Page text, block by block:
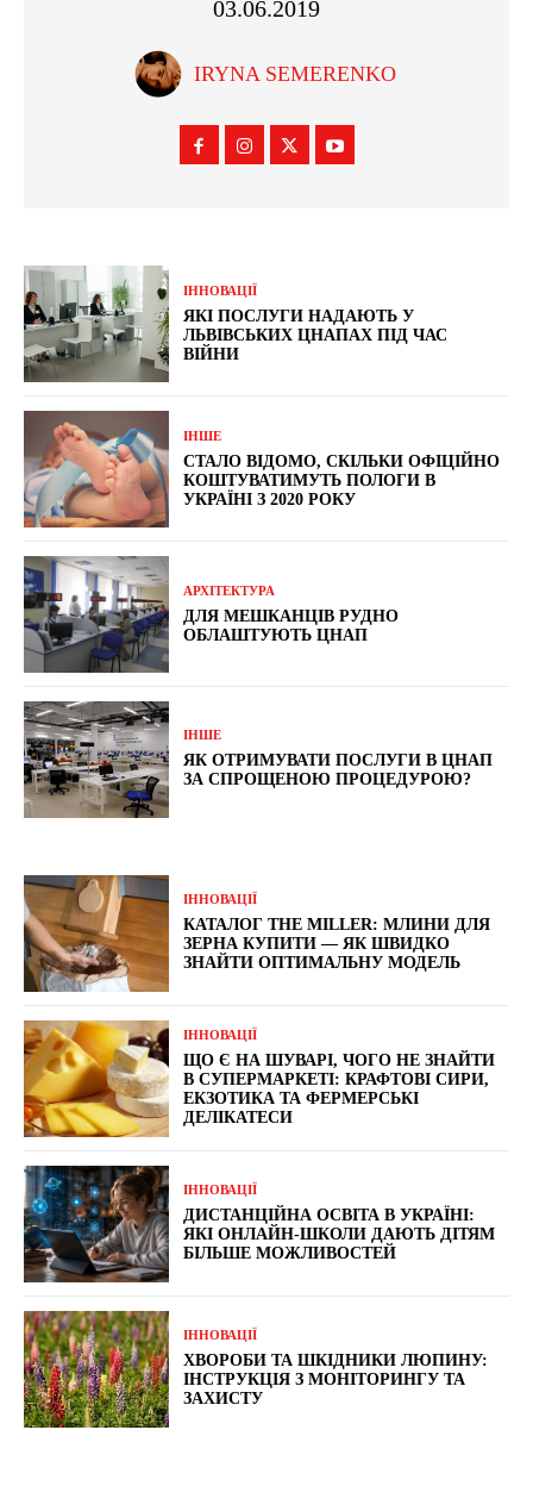
03.06.2019
IRYNA SEMERENKO
ІННОВАЦІЇ
ЯКІ ПОСЛУГИ НАДАЮТЬ У
ЛЬВІВСЬКИХ ЦНАПАХ ПІД ЧАС
ВІЙНИ
ІНШЕ
СТАЛО ВІДОМО, СКІЛЬКИ ОФІЦІЙНО
КОШТУВАТИМУТЬ ПОЛОГИ В
УКРАЇНІ З 2020 РОКУ
АРХІТЕКТУРА
ДЛЯ МЕШКАНЦІВ РУДНО
ОБЛАШТУЮТЬ ЦНАП
ІНШЕ
ЯК ОТРИМУВАТИ ПОСЛУГИ В ЦНАП
ЗА СПРОЩЕНОЮ ПРОЦЕДУРОЮ?
ІННОВАЦІЇ
КАТАЛОГ THE MILLER: МЛИНИ ДЛЯ
ЗЕРНА КУПИТИ — ЯК ШВИДКО
ЗНАЙТИ ОПТИМАЛЬНУ МОДЕЛЬ
ІННОВАЦІЇ
ЩО Є НА ШУВАРІ, ЧОГО НЕ ЗНАЙТИ
В СУПЕРМАРКЕТІ: КРАФТОВІ СИРИ,
ЕКЗОТИКА ТА ФЕРМЕРСЬКІ
ДЕЛІКАТЕСИ
ІННОВАЦІЇ
ДИСТАНЦІЙНА ОСВІТА В УКРАЇНІ:
ЯКІ ОНЛАЙН-ШКОЛИ ДАЮТЬ ДІТЯМ
БІЛЬШЕ МОЖЛИВОСТЕЙ
ІННОВАЦІЇ
ХВОРОБИ ТА ШКІДНИКИ ЛЮПИНУ:
ІНСТРУКЦІЯ З МОНІТОРИНГУ ТА
ЗАХИСТУ